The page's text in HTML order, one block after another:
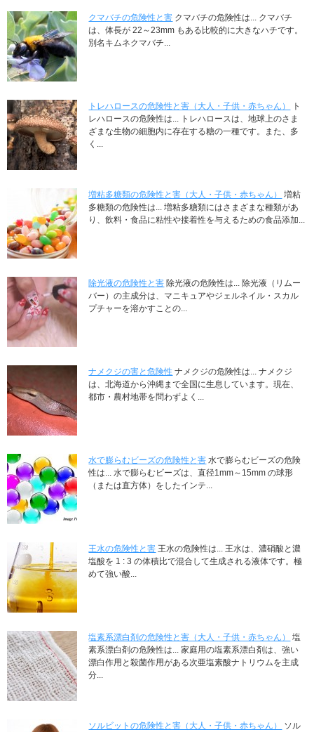
クマバチの危険性と害 クマバチの危険性は... クマバチ
は、体長が 22～23mm もある比較的に大きなハチです。
別名キムネクマバチ...
トレハロースの危険性と害（大人・子供・赤ちゃん）
ト
レハロースの危険性は... トレハロースは、地球上のさま
ざまな生物の細胞内に存在する糖の一種です。また、多
く...
増粘多糖類の危険性と害（大人・子供・赤ちゃん）
増粘
多糖類の危険性は... 増粘多糖類にはさまざまな種類があ
り、飲料・食品に粘性や接着性を与えるための食品添加...
除光液の危険性と害 除光液の危険性は... 除光液（リムー
バー）の主成分は、マニキュアやジェルネイル・スカル
プチャーを溶かすことの...
ナメクジの害と危険性 ナメクジの危険性は... ナメクジ
は、北海道から沖縄まで全国に生息しています。現在、
都市・農村地帯を問わずよく...
水で膨らむビーズの危険性と害 水で膨らむビーズの危険
性は... 水で膨らむビーズは、直径1mm～15mm の球形
（または直方体）をしたインテ...
王水の危険性と害 王水の危険性は... 王水は、濃硝酸と濃
塩酸を 1 : 3 の体積比で混合して生成される液体です。極
めて強い酸...
塩素系漂白剤の危険性と害（大人・子供・赤ちゃん）
塩
素系漂白剤の危険性は... 家庭用の塩素系漂白剤は、強い
漂白作用と殺菌作用がある次亜塩素酸ナトリウムを主成
分...
ソルビットの危険性と害（大人・子供・赤ちゃん）
ソル